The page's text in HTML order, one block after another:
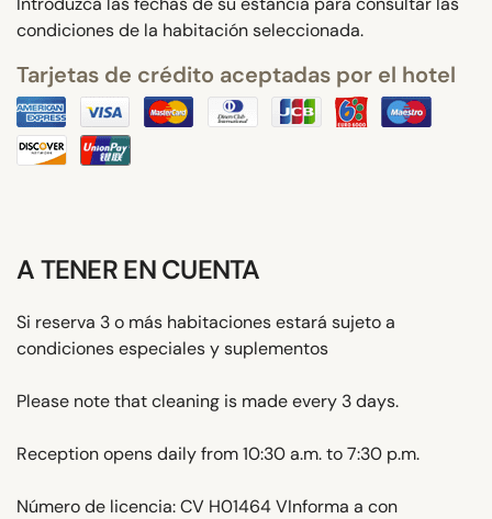
condiciones de la habitación seleccionada.
Tarjetas de crédito aceptadas por el hotel
A TENER EN CUENTA
Si reserva 3 o más habitaciones estará sujeto a
condiciones especiales y suplementos
Please note that cleaning is made every 3 days.
Reception opens daily from 10:30 a.m. to 7:30 p.m.
Número de licencia: CV H01464 VInforma a con